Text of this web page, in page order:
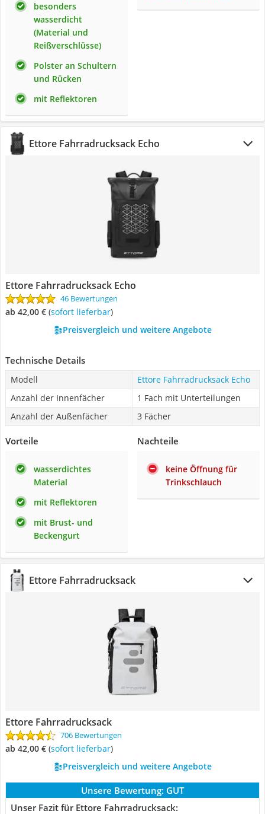
besonders
wasserdicht
(Material und
Reißverschlüsse)
Polster an Schultern
und Rücken
mit Reflektoren
Ettore Fahrradrucksack Echo
Ettore Fahrradrucksack Echo
46 Bewertungen
ab 42,00 € ( Sofort lieferbar)
Preisvergleich und weitere Angebote
Technische Details
Modell
Ettore Fahrradrucksack Echo
Anzahl der Innenfächer
1 Fach mit Unterteilungen
Anzahl der Außenfächer
3 Fächer
Vorteile
wasserdichtes
Material
mit Reflektoren
mit Brust- und
Beckengurt
Nachteile
keine Öffnung für
Trinkschlauch
Ettore Fahrradrucksack
Ettore Fahrradrucksack
706 Bewertungen
ab 42,00 € ( Sofort lieferbar)
Preisvergleich und weitere Angebote
Unsere Bewertung: GUT
Unser Fazit für Ettore Fahrradrucksack: